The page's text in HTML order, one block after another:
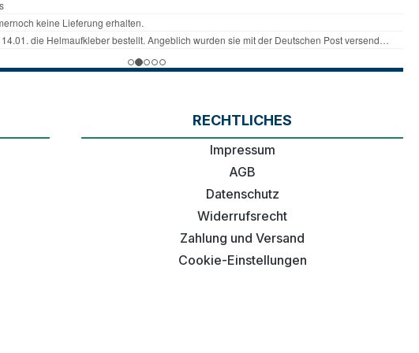
RECHTLICHES
Impressum
AGB
Datenschutz
Widerrufsrecht
Zahlung und Versand
Cookie-Einstellungen